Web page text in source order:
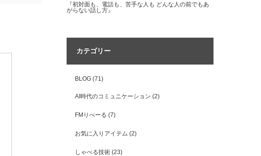
『初対面も、電話も、苦手な人も どんな人の前でもあ
がらない話し方』
カテゴリー
BLOG (71)
AI時代のコミュニケーション (2)
FMりべーる (7)
お気に入りアイテム (2)
しゃべる技術 (23)